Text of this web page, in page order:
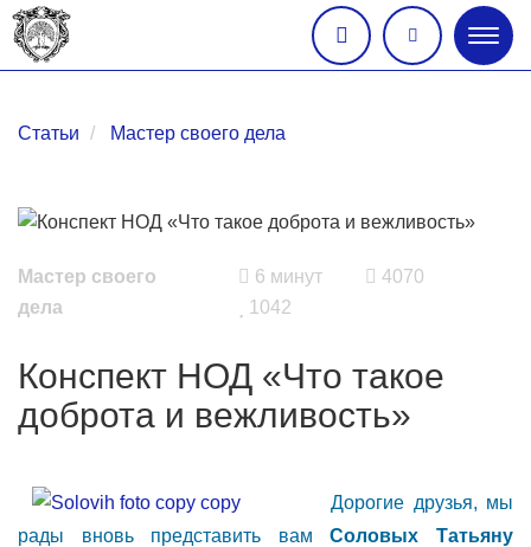
меню
Статьи Мастер своего дела
Мастер своего
дела
6 минут
4070
1042
Конспект НОД «Что такое
доброта и вежливость»
Дорогие друзья, мы
рады вновь представить вамСоловых Татьяну